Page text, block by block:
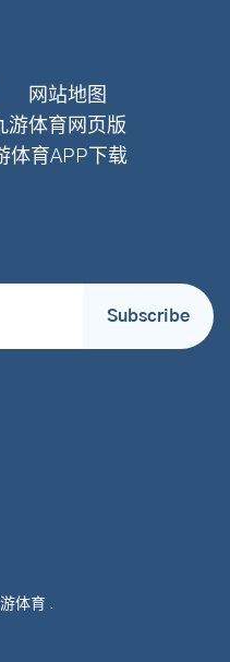
网站地图
游体育网页版
体育APP下载
Subscribe
体育 .